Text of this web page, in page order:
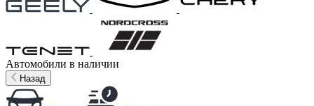
Автомобили в наличии
Назад